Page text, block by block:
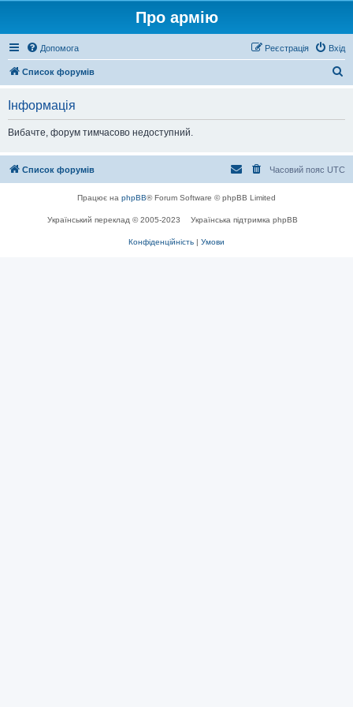
Про армію
Допомога Вхід
Реєстрація
Список форумів
Інформація
Вибачте, форум тимчасово недоступний.
Список форумів Часовий пояс UTC
Працює на phpBB® Forum Software © phpBB Limited
Український переклад © 2005-2023 Українська підтримка phpBB
Конфіденційність | Умови